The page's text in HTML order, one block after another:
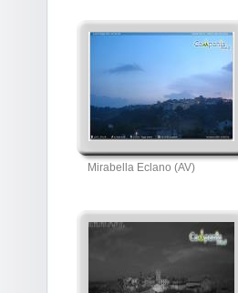
Mirabella Eclano (AV)